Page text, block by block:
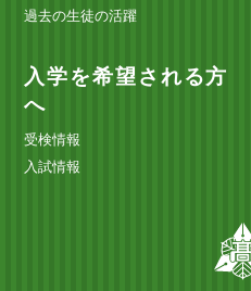
過去の生徒の活躍
入学を希望される方
へ
受検情報
入試情報